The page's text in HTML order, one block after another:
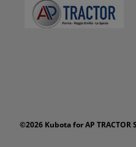
©2026 Kubota for AP TRACTOR